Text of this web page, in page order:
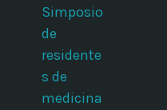
Simposio
de
residente
s de
medicina